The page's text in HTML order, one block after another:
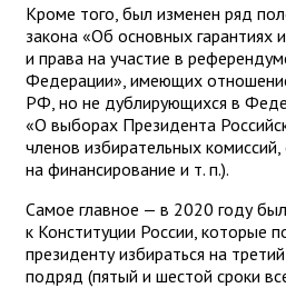
Кроме того, был изменен ряд
закона «Об основных гарантиях
и права на участие в
Федерации», имеющих
РФ, но не дублирующихся в
«О выборах Президента
членов избирательных комиссий,
на финансирование и т. п.).
Самое главное — в 2020 году
к Конституции России, которые
президенту избираться на
подряд (пятый и шестой сроки